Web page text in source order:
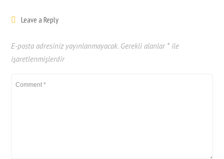
Leave a Reply
E-posta adresiniz yayınlanmayacak. Gerekli alanlar * ile
işaretlenmişlerdir